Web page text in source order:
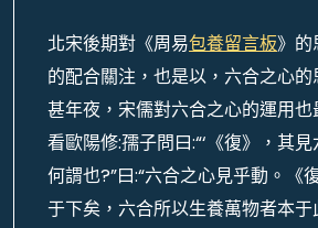
北宋後期對《周易包養留言板》的
的配合關注，也是以，六合之心
甚年夜，宋儒對六合之心的運用
看歐陽修:孺子問曰:“‘《復》，其見
何謂也?”曰:“六合之心見乎動。《
于下矣，六合所以生養萬物者本于